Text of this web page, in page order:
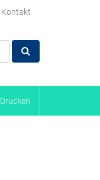
Kontakt
Drucken